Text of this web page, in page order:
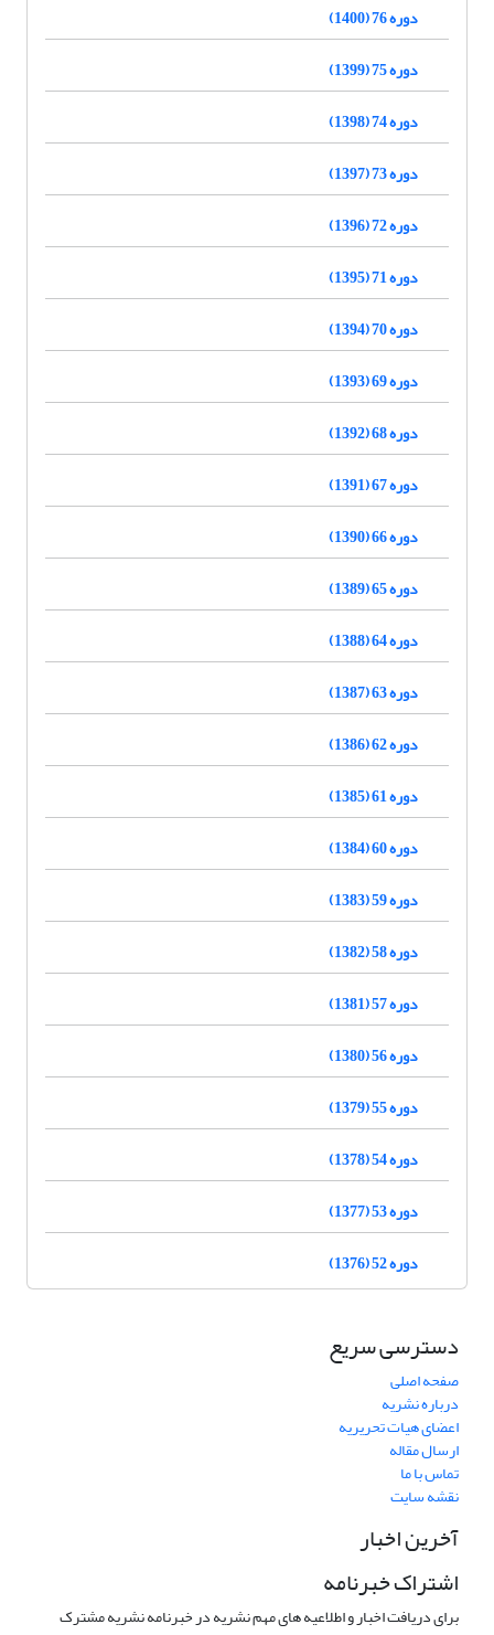
دوره 76 (1400)
دوره 75 (1399)
دوره 74 (1398)
دوره 73 (1397)
دوره 72 (1396)
دوره 71 (1395)
دوره 70 (1394)
دوره 69 (1393)
دوره 68 (1392)
دوره 67 (1391)
دوره 66 (1390)
دوره 65 (1389)
دوره 64 (1388)
دوره 63 (1387)
دوره 62 (1386)
دوره 61 (1385)
دوره 60 (1384)
دوره 59 (1383)
دوره 58 (1382)
دوره 57 (1381)
دوره 56 (1380)
دوره 55 (1379)
دوره 54 (1378)
دوره 53 (1377)
دوره 52 (1376)
دسترسی سریع
صفحه اصلی
درباره نشریه
اعضای هیات تحریریه
ارسال مقاله
تماس با ما
نقشه سایت
آخرین اخبار
اشتراک خبرنامه
برای دریافت اخبار و اطلاعیه های مهم نشریه در خبرنامه نشریه مشترک